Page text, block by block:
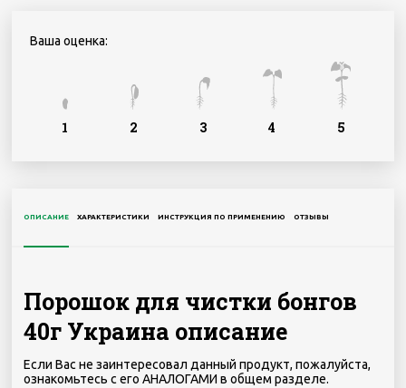
Ваша оценка:
5
4
3
2
1
ОПИСАНИЕ ХАРАКТЕРИСТИКИ ИНСТРУКЦИЯ ПО ПРИМЕНЕНИЮ ОТЗЫВЫ
Порошок для чистки бонгов
40г Украина описание
Если Вас не заинтересовал данный продукт, пожалуйста,
ознакомьтесь с его АНАЛОГАМИ в общем разделе.